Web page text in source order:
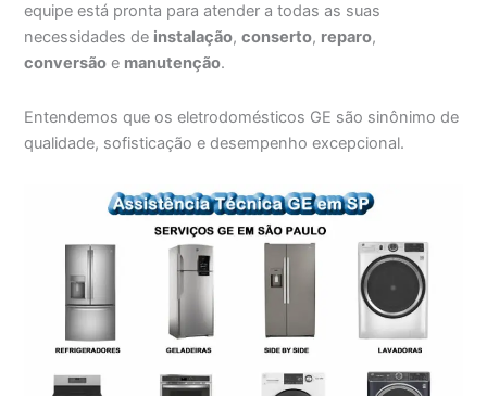
equipe está pronta para atender a todas as suas
necessidades de instalação,conserto, reparo,
conversão e manutenção.
Entendemos que os eletrodomésticos GE são sinônimo de
qualidade, sofisticação e desempenho excepcional.